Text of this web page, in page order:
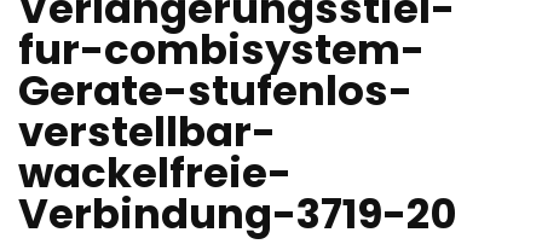
fur-combisystem-
Gerate-stufenlos-
verstellbar-
wackelfreie-
Verbindung-3719-20